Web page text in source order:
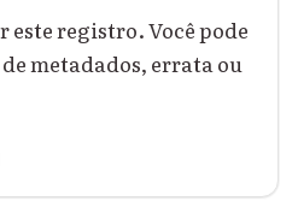
este registro. Você pode
metadados, errata ou